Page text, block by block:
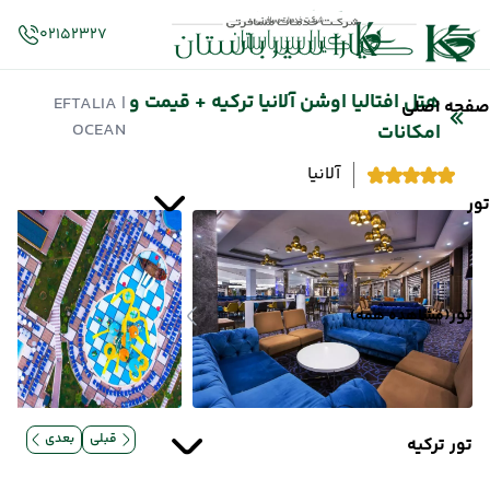
صفحه اصلی
تور
تور(مشاهده همه)
تور ترکیه
02152327
هتل افتالیا اوشن آلانیا ترکیه + قیمت و
امکانات
| EFTALIA
OCEAN
آلانیا
قبلی بعدی